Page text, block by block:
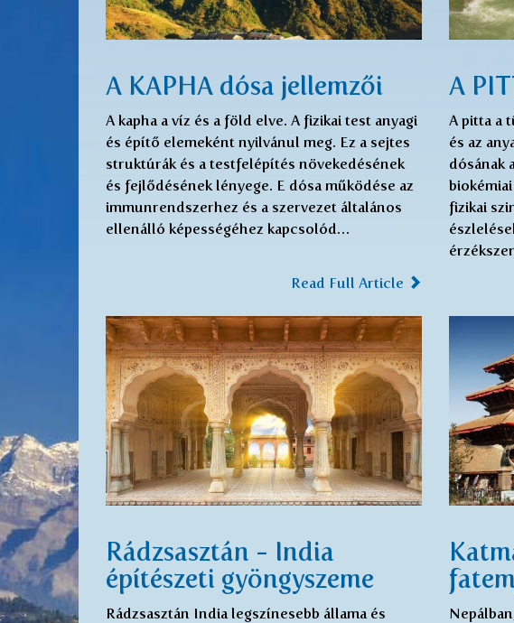
A KAPHA dósa jellemzői
A kapha a víz és a föld elve. A fizikai test anyagi
és építő elemeként nyilvánul meg. Ez a sejtes
struktúrák és a testfelépítés növekedésének
és fejlődésének lényege. E dósa működése az
immunrendszerhez és a szervezet általános
ellenálló képességéhez kapcsolód…
Read Full Article
A
A pitta a
és az
dósának
fizikai
Rádzsasztán - India
építészeti gyöngyszeme
Rádzsasztán India legszínesebb állama és